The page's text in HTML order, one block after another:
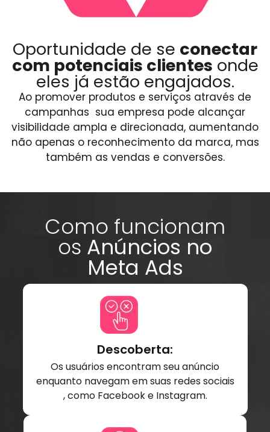
Oportunidade de se conectar
com potenciais clientes onde
eles já estão engajados.
Ao promover produtos e serviços através de
campanhas sua empresa pode alcançar
visibilidade ampla e direcionada, aumentando
não apenas o reconhecimento da marca, mas
também as vendas e conversões.
Como funcionam
os Anúncios no
Meta Ads
Descoberta:
Os usuários encontram seu anúncio
enquanto navegam em suas redes sociais
, como Facebook e Instagram.